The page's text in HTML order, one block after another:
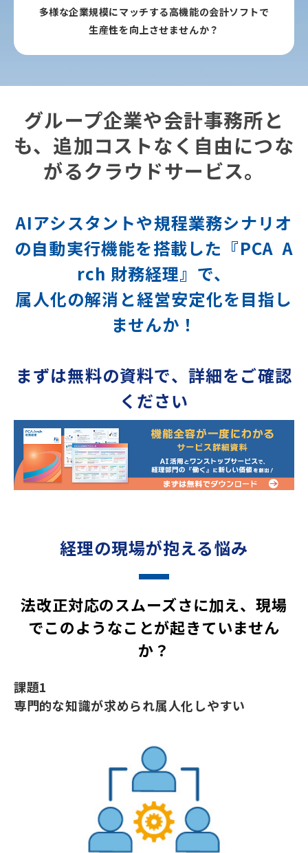
多様な企業規模にマッチする高機能の会計ソフトで
生産性を向上させませんか？
グループ企業や会計事務所と
も、追加コストなく自由につな
がるクラウドサービス。
AIアシスタントや規程業務シナリオ
の自動実行機能を搭載した『PCA A
rch 財務経理』で、
属人化の解消と経営安定化を目指し
ませんか！
まずは無料の資料で、詳細をご確認
ください
経理の現場が抱える悩み
法改正対応のスムーズさに加え、現場
でこのようなことが起きていません
か？
課題1
専門的な知識が求められ属人化しやすい